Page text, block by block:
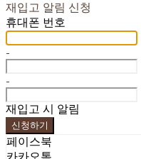
재입고 알림 신청
휴대폰 번호
-
-
재입고 시 알림
신청하기
페이스북